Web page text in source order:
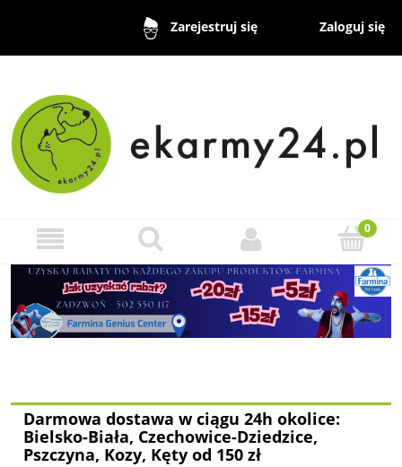
Zarejestruj się Zaloguj się
Darmowa dostawa w ciągu 24h okolice:
Bielsko-Biała, Czechowice-Dziedzice,
Pszczyna, Kozy, Kęty od 150 zł